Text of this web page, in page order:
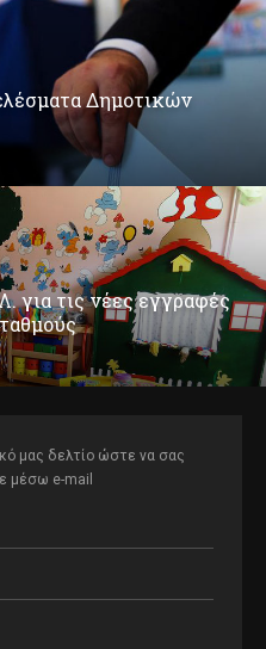
Δημοτικών
τις νέες εγγραφές
μας δελτίο ώστε να σας
μέσω e-mail